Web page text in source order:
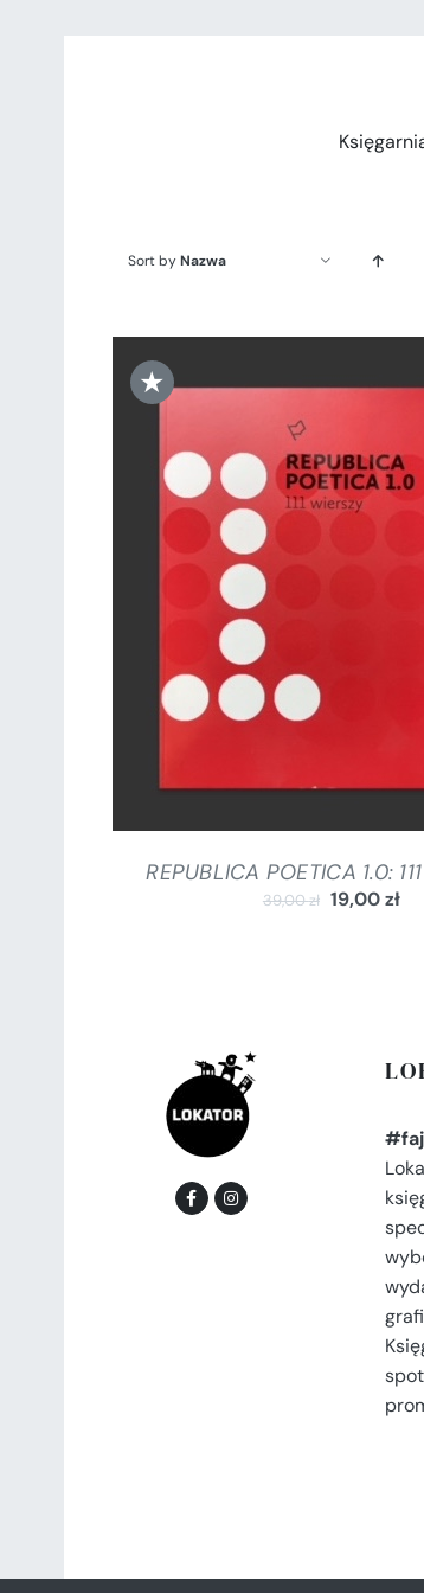
Sort byNazwa
★
DODAJ DO KOSZYKA
REPUBLICA POETICA 1.0:
39,00zł 19,00zł